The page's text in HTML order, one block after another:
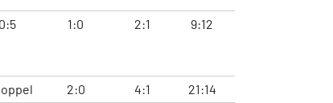
1:0 2:1 9:12
2:0 4:1
21:14